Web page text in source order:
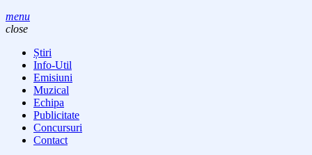
menu
close
Știri
Info-Util
Emisiuni
Muzical
Echipa
Publicitate
Concursuri
Contact